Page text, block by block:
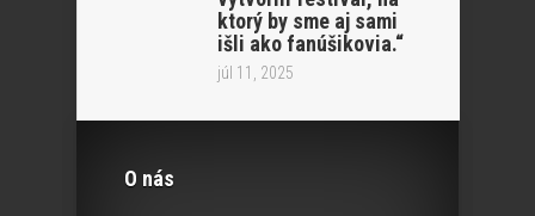
ktorý by sme aj sami
išli ako fanúšikovia.“
júl 11, 2025
O nás